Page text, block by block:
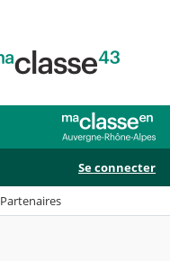
Se connecter
Partenaires